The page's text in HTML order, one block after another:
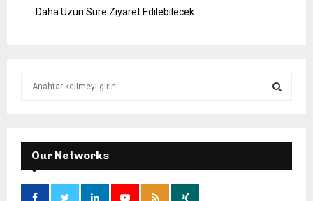
Daha Uzun Süre Ziyaret Edilebilecek
f
o
E
A
Our Networks